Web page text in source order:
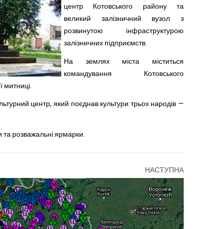
центр Котовського району та
великий залізничний вузол з
розвинутою інфраструктурою
залізничних підприємств.
На землях міста міститься
командування Котовського
митниці.
центр, який поєднав культури трьох народів —
та розважальні ярмарки.
НАСТУПНА